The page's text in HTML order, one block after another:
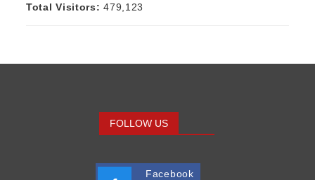
Total Visitors:479,123
FOLLOW US
Facebook